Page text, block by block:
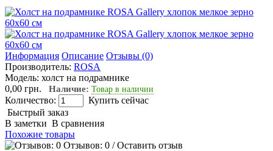
Информация Описание Отзывы (0)
Производитель: ROSA
Модель: холст на подрамнике
0,00 грн. Наличие: Товар в наличии
Количество:
Купить сейчас
Быстрый заказ
В заметки В сравнения
Похожие товары
Отзывов: 0 /Оставить отзыв